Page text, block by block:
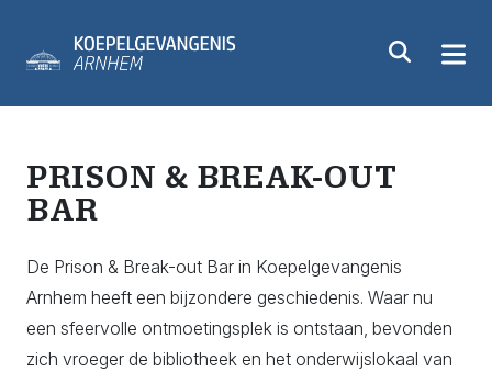
PRISON & BREAK-OUT
BAR
De Prison & Break-out Bar in Koepelgevangenis
Arnhem heeft een bijzondere geschiedenis. Waar nu
een sfeervolle ontmoetingsplek is ontstaan, bevonden
zich vroeger de bibliotheek en het onderwijslokaal van